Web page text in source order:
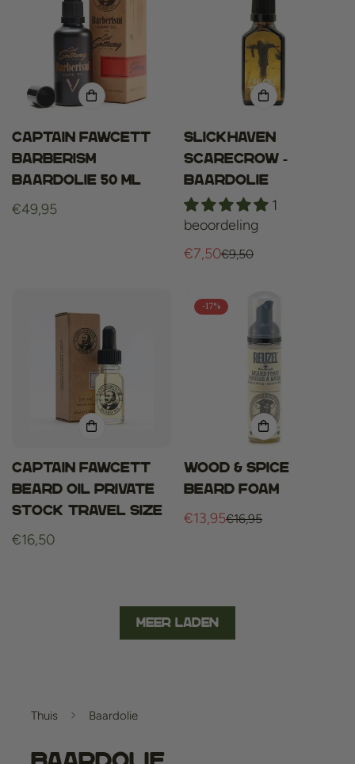
Captain Fawcett
Barberism
Baardolie 50 ml
Normale
€49,95
Slickhaven
Scarecrow -
Baardolie
1
beoordeling
Verkoopprijs
€7,50
Normale€9,50
Captain Fawcett
Beard Oil Private
Stock Travel Size
Normale
€16,50
-17%
Wood & spice
beard foam
Verkoopprijs
€13,95
Normale€16,95
Meer laden
Thuis Baardolie